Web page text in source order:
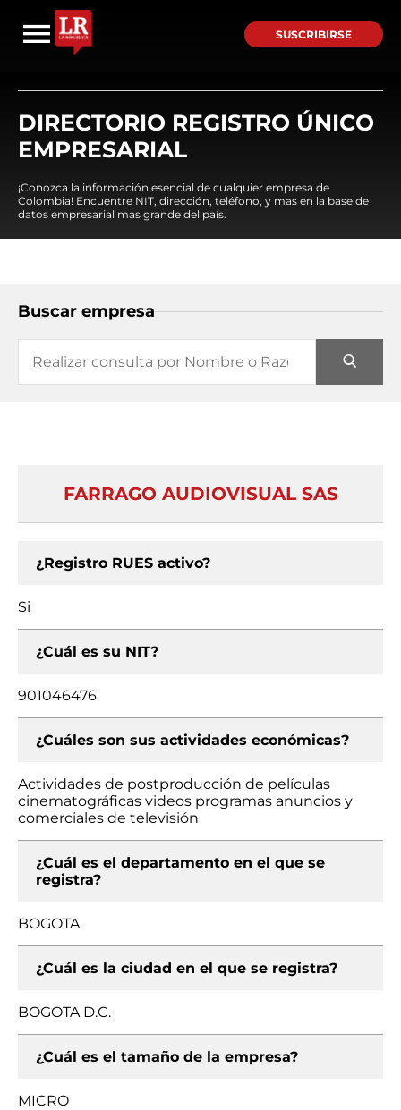
SUSCRIBIRSE
DIRECTORIO REGISTRO ÚNICO
EMPRESARIAL
¡Conozca la información esencial de cualquier empresa de
Colombia! Encuentre NIT, dirección, teléfono, y mas en la base de
datos empresarial mas grande del país.
Buscar empresa
FARRAGO AUDIOVISUAL SAS
¿Registro RUES activo?
Si
¿Cuál es su NIT?
901046476
¿Cuáles son sus actividades económicas?
Actividades de postproducción de películas
cinematográficas videos programas anuncios y
comerciales de televisión
¿Cuál es el departamento en el que se
registra?
BOGOTA
¿Cuál es la ciudad en el que se registra?
BOGOTA D.C.
¿Cuál es el tamaño de la empresa?
MICRO